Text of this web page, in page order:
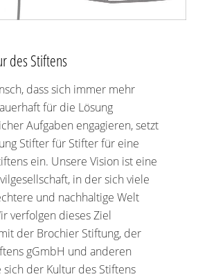
des Stiftens
dass sich immer mehr
für die Lösung
Aufgaben engagieren, setzt
Stifter für Stifter für eine
ein. Unsere Vision ist eine
in der sich viele
und nachhaltige Welt
verfolgen dieses Ziel
der Brochier Stiftung, der
gGmbH und anderen
sich der Kultur des Stiftens